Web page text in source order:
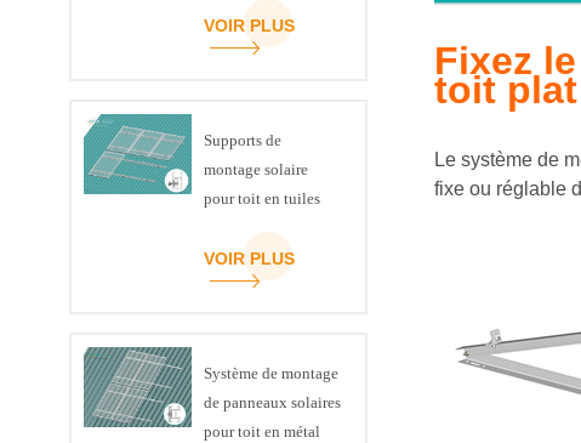
Fixez
toit plat
Le système de
fixe ou réglable
poutre en U
VOIR PLUS
Supports de
montage solaire
pour toit en tuiles
VOIR PLUS
Système de montage
de panneaux solaires
pour toit en métal